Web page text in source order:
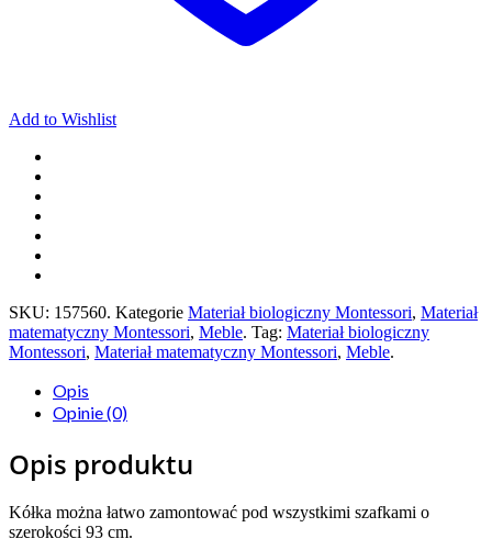
Add to Wishlist
SKU: 157560. Kategorie Materiał biologiczny Montessori, Materiał
matematyczny Montessori, Meble. Tag: Materiał biologiczny
Montessori, Materiał matematyczny Montessori, Meble.
Opis
Opinie (0)
Opis produktu
Kółka można łatwo zamontować pod wszystkimi szafkami o
szerokości 93 cm.